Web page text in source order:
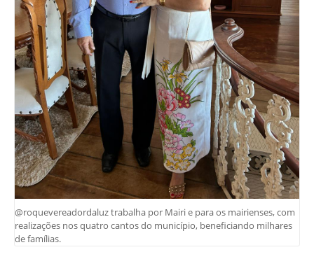
@roquevereadordaluz trabalha por Mairi e para os mairienses, com
realizações nos quatro cantos do município, beneficiando milhares
de famílias.